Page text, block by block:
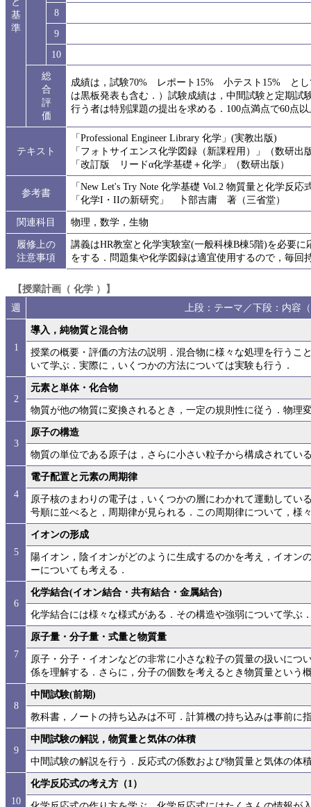
基
準
8
9
10
総
合
評
価
成績は，試験70% レポート15% 小テスト15% とし
は黒板発表も含む．）試験成績は，中間試験と定期
行う者は特別課題の提出を求める．100点満点で60点
テキスト
「Professional Engineer Library 化学」(実教出版)
「フォトサイエンス化学図録（新課程用）」（数研出
「改訂版 リードα化学基礎＋化学」（数研出版）
参考書
「New Let's Try Note 化学基礎 Vol.2 物質量と化学反応
「化学I・IIの新研究」 卜部吉庸 著（三省堂）
関連科目
物理，数学，生物
履修上の
注意事項
講義はHR教室と化学実験室(一般科棟B棟5階)を必要
をする．問題集や化学図録は適宜使用するので，毎回
【授業計画（ 化学 ）】
週
上段：テーマ／下段：内容
1
導入，純物質と混合物
授業の概要・評価の方法の説明．混合物に様々な処理を行うこ
いて学ぶ．実際に，いくつかの方法については実験も行う．
2
元素と単体・化合物
物質が他の物質に変換されるとき，一定の規則性に従う．物理
3
原子の構造
物質の単位である原子は，さらに小さい粒子から構成されてい
4
電子配置と元素の周期律
原子核のまわりの電子は，いくつかの層にわかれて運動してい
号順に並べると，周期律が見られる．この周期律について，様
5
イオンの形成
陽イオン，陰イオンがどのように生成するのかを考え，イオン
ーについても考える．
6
化学結合(イオン結合・共有結合・金属結合)
化学結合には様々な様式がある．その構造や強弱について学ぶ
7
原子量・分子量・式量と物質量
原子・分子・イオンなどの非常に小さな粒子の質量の扱いにつ
係を理解する．さらに，分子の個数を考えるとき物質量という
8
中間試験(前期)
教科書，ノートの持ち込みは不可．計算機の持ち込みは事前に
9
中間試験の解説，物質量と気体の体積
中間試験の解説を行う．反応式の係数および物質量と気体の体
10
化学反応式の考え方（1）